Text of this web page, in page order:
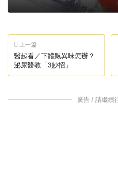
上一篇
醫起看／下體飄異味怎辦？
泌尿醫教「3妙招」
廣告 / 請繼續